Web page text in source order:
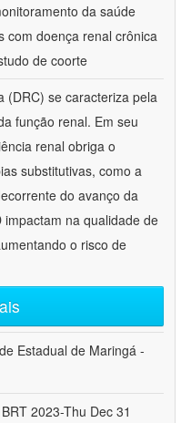
da saúde
com doença renal crônica
de coorte
(DRC) se caracteriza pela
função renal. Em seu
renal obriga o
substitutivas, como a
do avanço da
impactam na qualidade de
o risco de
Estadual de Maringá -
2023-Thu Dec 31